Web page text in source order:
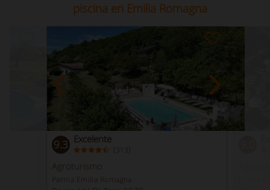
piscina en Emilia Romagna
9.3 Excelente
( 313 )
Agroturismo
Parma Emilia Romagna